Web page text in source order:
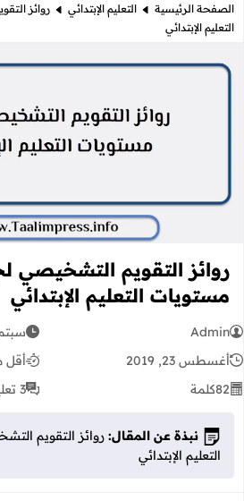
الصفحة الرئيسية التعليم الإبتدائي
روائز
التعليم الإبتدائي
روائز
روائز التقويم التشخيصي
مستويات التعليم الإبتدائي
Admin
سبتمبر
أغسطس 23, 2019
أقل
82كلمة 3 تعليق
نبذة عن المقال: روائز التقويم
التعليم الإبتدائي